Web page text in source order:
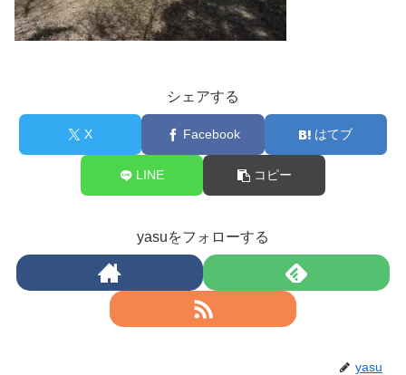
シェアする
X Facebook はてブ
LINE コピー
yasuをフォローする
yasu